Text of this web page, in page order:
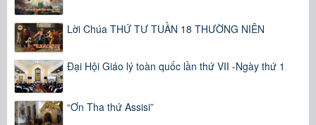
Lời Chúa THỨ TƯ TUẦN 18 THƯỜNG NIÊN
Đại Hội Giáo lý toàn quốc lần thứ VII -Ngày thứ 1
“Ơn Tha thứ Assisi”